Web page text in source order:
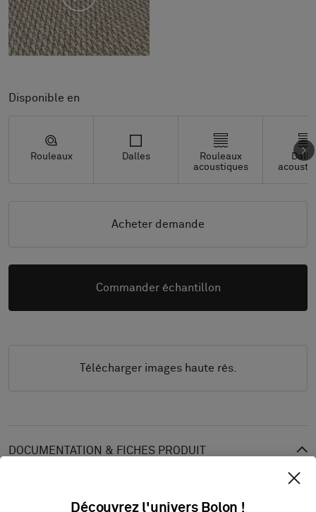
Disponible en
Rouleaux Dalles
Rouleaux
acoustiques
Acheter demande
Commander échantillon
Télécharger images haute rés.
DOCUMENTATION & FICHES PRODUIT
Guide de nettoyageDécouvrez l'univers Bolon !